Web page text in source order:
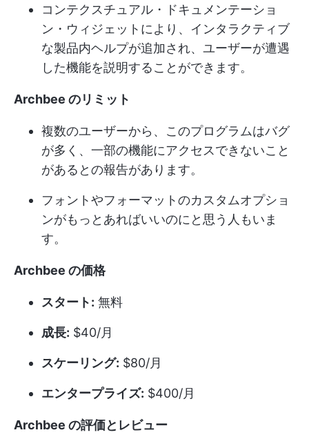
コンテクスチュアル・ドキュメンテーショ
ン・ウィジェットにより、インタラクティブ
な製品内ヘルプが追加され、ユーザーが遭遇
した機能を説明することができます。
Archbee のリミット
複数のユーザーから、このプログラムはバグ
が多く、一部の機能にアクセスできないこと
があるとの報告があります。
フォントやフォーマットのカスタムオプショ
ンがもっとあればいいのにと思う人もいま
す。
Archbee の価格
スタート: 無料
成長: $40/月
スケーリング: $80/月
エンタープライズ: $400/月
Archbee の評価とレビュー